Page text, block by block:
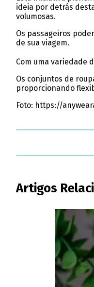
ideia por detrás
volumosas.
Os passageiros
de sua viagem.
Com uma variedade
Os conjuntos de
proporcionando
Foto: https://
Artigos